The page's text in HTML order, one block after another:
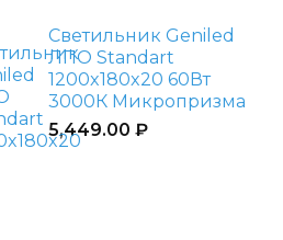
Светильник Geniled
ЛПО Standart
1200x180x20 60Вт
3000К Микропризма
5,449.00₽